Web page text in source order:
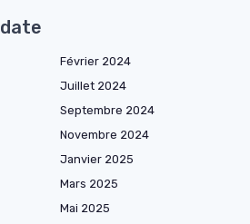
Février 2024
Juillet 2024
Septembre 2024
Novembre 2024
Janvier 2025
Mars 2025
Mai 2025